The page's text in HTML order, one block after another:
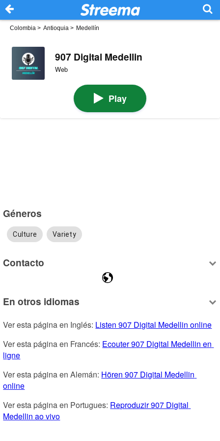
Colombia > Antioquia > Medellín
907 Digital Medellin
Web
Play
Géneros
Culture Variety
Contacto
En otros idiomas
Ver esta página en Inglés: Listen 907 Digital Medellin online
Ver esta página en Francés: Ecouter 907 Digital Medellin en
ligne
Ver esta página en Alemán: Hören 907 Digital Medellin
online
Ver esta página en Portugues: Reproduzir 907 Digital
Medellin ao vivo